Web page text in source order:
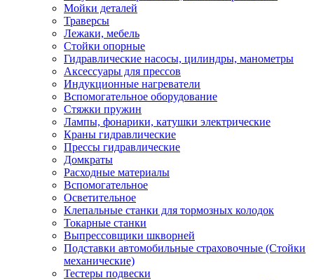
Мойки деталей
Траверсы
Лежаки, мебель
Стойки опорные
Гидравлические насосы, цилиндры, манометры
Аксессуары для прессов
Индукционные нагреватели
Вспомогательное оборудование
Стяжки пружин
Лампы, фонарики, катушки электрические
Краны гидравлические
Прессы гидравлические
Домкраты
Расходные материалы
Вспомогательное
Осветительное
Клепальные станки для тормозных колодок
Токарные станки
Выпрессовщики шкворней
Подставки автомобильные страховочные (Стойки
механические)
Тестеры подвески